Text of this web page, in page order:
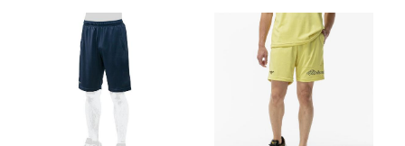
サッカー／フットサル